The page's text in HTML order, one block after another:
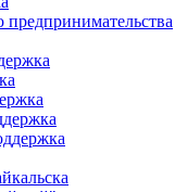
предпринимательства